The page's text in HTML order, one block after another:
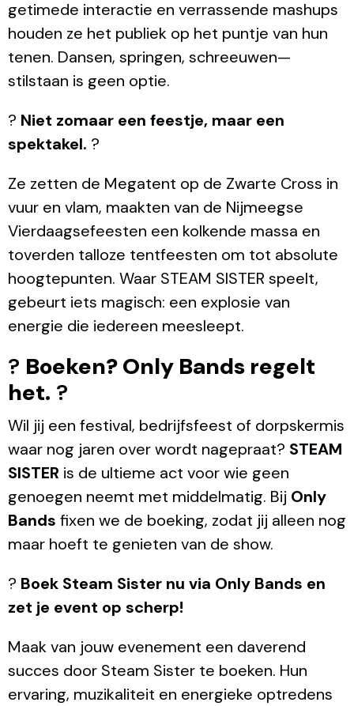
getimede interactie en verrassende mashups
houden ze het publiek op het puntje van hun
tenen. Dansen, springen, schreeuwen—
stilstaan is geen optie.
? Niet zomaar een feestje, maar een
spektakel. ?
Ze zetten de Megatent op de Zwarte Cross in
vuur en vlam, maakten van de Nijmeegse
Vierdaagsefeesten een kolkende massa en
toverden talloze tentfeesten om tot absolute
hoogtepunten. Waar STEAM SISTER speelt,
gebeurt iets magisch: een explosie van
energie die iedereen meesleept.
? Boeken? Only Bands regelt
het. ?
Wil jij een festival, bedrijfsfeest of dorpskermis
waar nog jaren over wordt nagepraat? STEAM
SISTER is de ultieme act voor wie geen
genoegen neemt met middelmatig. Bij Only
Bands fixen we de boeking, zodat jij alleen nog
maar hoeft te genieten van de show.
? Boek Steam Sister nu via Only Bands en
zet je event op scherp!
Maak van jouw evenement een daverend
succes door Steam Sister te boeken. Hun
ervaring, muzikaliteit en energieke optredens